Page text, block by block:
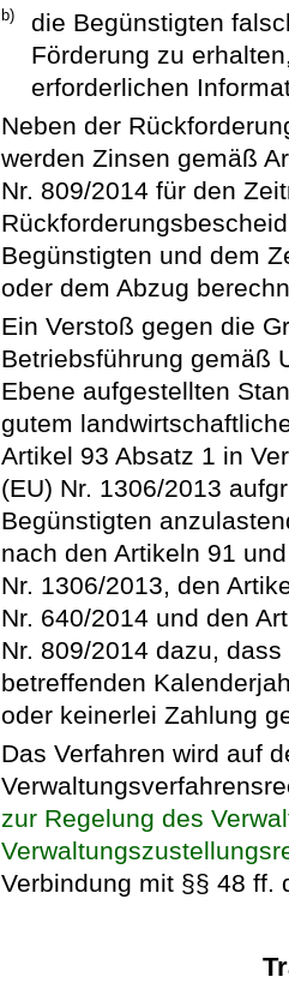
b)
die Begünstigten
Förderung zu
erforderlichen
Neben der
werden Zinsen gemäß
Nr. 809/2014 für den
Begünstigten und dem
oder dem Abzug
Ein Verstoß gegen die
Betriebsführung gemäß
Ebene aufgestellten
gutem
Artikel 93 Absatz 1 in
(EU) Nr. 1306/2013
Begünstigten
nach den Artikeln 91
Nr. 1306/2013, den
Nr. 640/2014 und den
Nr. 809/2014 dazu,
betreffenden
oder keinerlei Zahlung
Das Verfahren wird auf
zur Regelung des
Verbindung mit §§ 48 ff.